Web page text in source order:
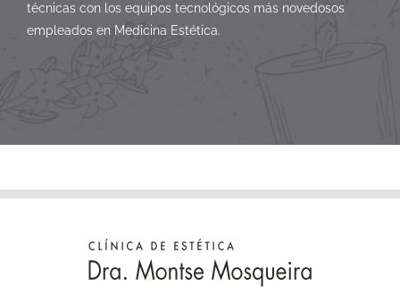
técnicas con los equipos tecnológicos más novedosos
empleados en Medicina Estética.